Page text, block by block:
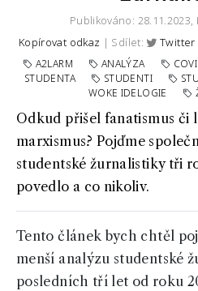
Publikováno: 28.11.2023,
Kopírovat odkaz | Sdílet: Twitter
A2LARM ANALÝZA
STUDENTA
STUDENTI
WOKE IDELOGIE
Odkud přišel fanatismus či
marxismus? Pojďme
studentské žurnalistiky tři
povedlo a co nikoliv.
Tento článek bych chtěl
menší analýzu studentské
posledních tří let od roku